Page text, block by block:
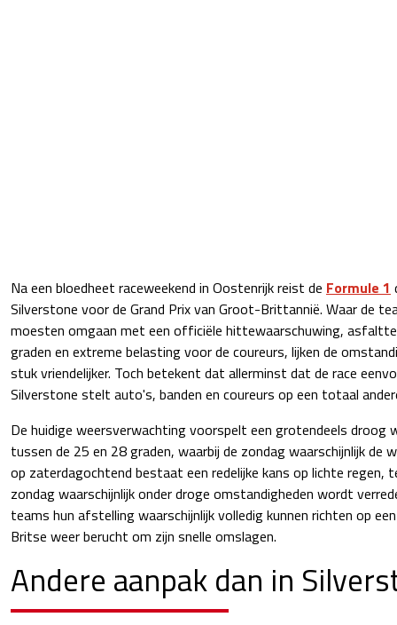
Na een bloedheet raceweekend in Oostenrijk reist de Formule 1
Silverstone voor de Grand Prix van Groot-Brittannië. Waar de
moesten omgaan met een officiële hittewaarschuwing,
graden en extreme belasting voor de coureurs, lijken de
stuk vriendelijker. Toch betekent dat allerminst dat de race
Silverstone stelt auto's, banden en coureurs op een totaal
De huidige weersverwachting voorspelt een grotendeels droog
tussen de 25 en 28 graden, waarbij de zondag waarschijnlijk de
op zaterdagochtend bestaat een redelijke kans op lichte regen,
zondag waarschijnlijk onder droge omstandigheden wordt
teams hun afstelling waarschijnlijk volledig kunnen richten op
Britse weer berucht om zijn snelle omslagen.
Andere aanpak dan in